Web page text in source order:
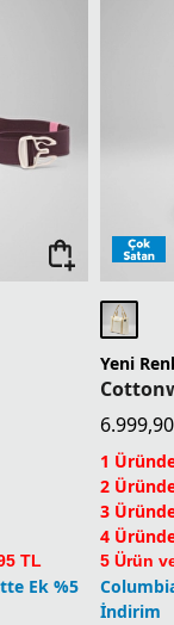
TL
Ek %5
Yeni
6.999,90
1
2
3
4
5 Ürün
İndirim